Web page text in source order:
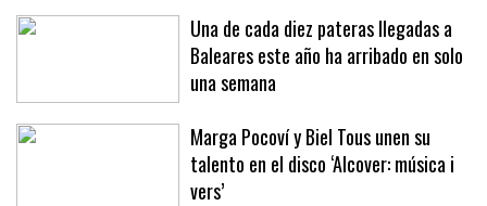
Una de cada diez pateras llegadas a
Baleares este año ha arribado en solo
una semana
Marga Pocoví y Biel Tous unen su
talento en el disco ‘Alcover: música i
vers’